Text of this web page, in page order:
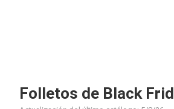
Folletos de Black